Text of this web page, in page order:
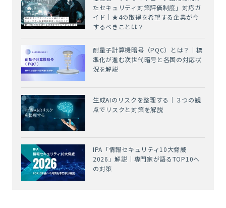
たセキュリティ対策評価制度」対応ガ
イド｜★4の取得を希望する企業が今
するべきことは？
耐量子計算機暗号（PQC）とは？｜標
準化が進む次世代暗号と各国の対応状
況を解説
生成AIのリスクを整理する｜３つの観
点でリスクと対策を解説
IPA「情報セキュリティ10大脅威
2026」解説｜専門家が語るTOP10へ
の対策